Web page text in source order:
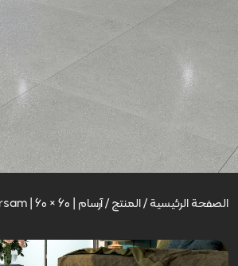
الصفحة الرئيسية/المنتج/آرسام | Arsam | 60 × 60